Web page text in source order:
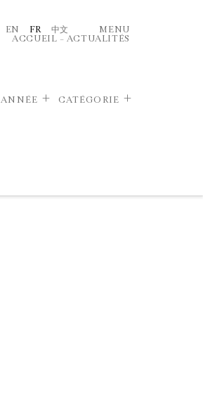
EN FR 中文
MENU
ACCUEIL – ACTUALITÉS
ANNÉE CATÉGORIE